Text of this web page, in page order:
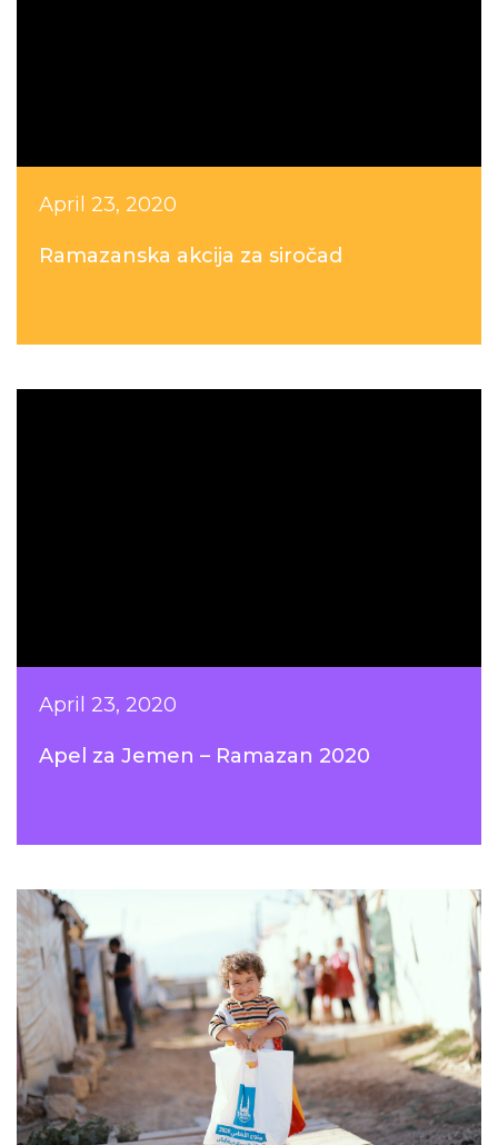
April 23, 2020
Ramazanska akcija za siročad
April 23, 2020
Apel za Jemen – Ramazan 2020